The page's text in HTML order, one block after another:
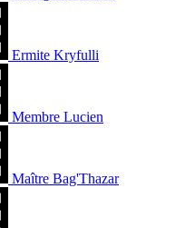
Ermite Kryfulli
Membre Lucien
Maître Bag'Thazar